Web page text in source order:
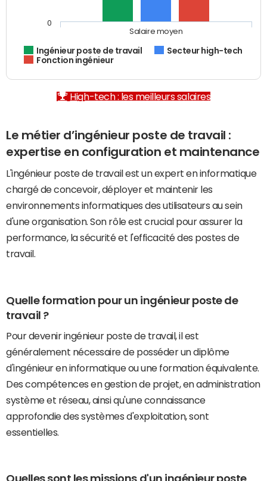
Ingénieur poste de travail
Secteur high-tech
Fonction ingénieur
Salaire moyen
0
High-tech : les meilleurs salaires
Le métier d’ingénieur poste de travail :
expertise en configuration et maintenance
L'ingénieur poste de travail est un expert en informatique
chargé de concevoir, déployer et maintenir les
environnements informatiques des utilisateurs au sein
d'une organisation. Son rôle est crucial pour assurer la
performance, la sécurité et l'efficacité des postes de
travail.
Quelle formation pour un ingénieur poste de
travail ?
Pour devenir ingénieur poste de travail, il est
généralement nécessaire de posséder un diplôme
d'ingénieur en informatique ou une formation équivalente.
Des compétences en gestion de projet, en administration
système et réseau, ainsi qu'une connaissance
approfondie des systèmes d'exploitation, sont
essentielles.
Quelles sont les missions d'un ingénieur poste